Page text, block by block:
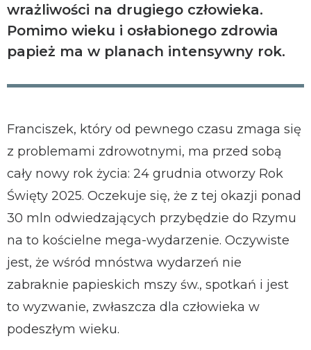
wrażliwości na drugiego człowieka.
Pomimo wieku i osłabionego zdrowia
papież ma w planach intensywny rok.
Franciszek, który od pewnego czasu zmaga się
z problemami zdrowotnymi, ma przed sobą
cały nowy rok życia: 24 grudnia otworzy Rok
Święty 2025. Oczekuje się, że z tej okazji ponad
30 mln odwiedzających przybędzie do Rzymu
na to kościelne mega-wydarzenie. Oczywiste
jest, że wśród mnóstwa wydarzeń nie
zabraknie papieskich mszy św., spotkań i jest
to wyzwanie, zwłaszcza dla człowieka w
podeszłym wieku.